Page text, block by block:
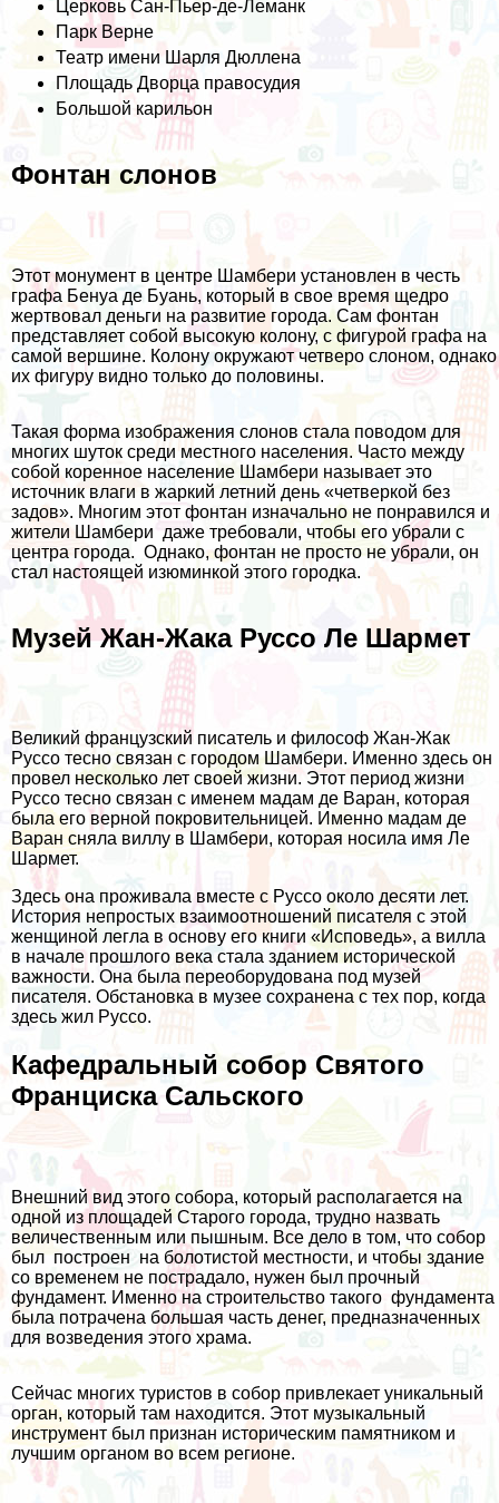
Церковь Сан-Пьер-де-Леманк
Парк Верне
Театр имени Шарля Дюллена
Площадь Дворца правосудия
Большой карильон
Фонтан слонов
Этот монумент в центре Шамбери установлен в честь
графа Бенуа де Буань, который в свое время щедро
жертвовал деньги на развитие города. Сам фонтан
представляет собой высокую колону, с фигурой графа на
самой вершине. Колону окружают четверо слоном, однако
их фигуру видно только до половины.
Такая форма изображения слонов стала поводом для
многих шуток среди местного населения. Часто между
собой коренное население Шамбери называет это
источник влаги в жаркий летний день «четверкой без
задов». Многим этот фонтан изначально не понравился и
жители Шамбери даже требовали, чтобы его убрали с
центра города. Однако, фонтан не просто не убрали, он
стал настоящей изюминкой этого городка.
Музей Жан-Жака Руссо Ле Шармет
Великий французский писатель и философ Жан-Жак
Руссо тесно связан с городом Шамбери. Именно здесь он
провел несколько лет своей жизни. Этот период жизни
Руссо тесно связан с именем мадам де Варан, которая
была его верной покровительницей. Именно мадам де
Варан сняла виллу в Шамбери, которая носила имя Ле
Шармет.
Здесь она проживала вместе с Руссо около десяти лет.
История непростых взаимоотношений писателя с этой
женщиной легла в основу его книги «Исповедь», а вилла
в начале прошлого века стала зданием исторической
важности. Она была переоборудована под музей
писателя. Обстановка в музее сохранена с тех пор, когда
здесь жил Руссо.
Кафедральный собор Святого
Франциска Сальского
Внешний вид этого собора, который располагается на
одной из площадей Старого города, трудно назвать
величественным или пышным. Все дело в том, что собор
был построен на болотистой местности, и чтобы здание
со временем не пострадало, нужен был прочный
фундамент. Именно на строительство такого фундамента
была потрачена большая часть денег, предназначенных
для возведения этого храма.
Сейчас многих туристов в собор привлекает уникальный
орган, который там находится. Этот музыкальный
инструмент был признан историческим памятником и
лучшим органом во всем регионе.